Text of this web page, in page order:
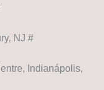
NJ #
Indianápolis,